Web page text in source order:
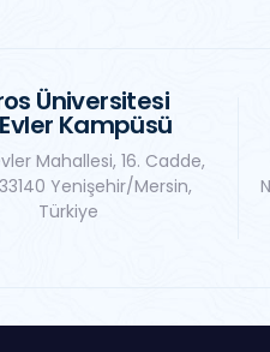
Üniversitesi
Kampüsü
Mahallesi, 16. Cadde,
Yenişehir/Mersin,
Türkiye